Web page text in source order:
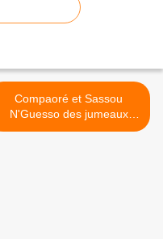
Compaoré et Sassou
N'Guesso des jumeaux
politiques? >